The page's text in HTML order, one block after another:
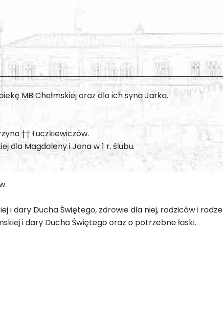
MB Chełmskiej oraz dla ich syna Jarka.
†† Łuczkiewiczów.
dla Magdaleny i Jana w 1 r. ślubu.
i dary Ducha Świętego, zdrowie dla niej, rodziców i
i dary Ducha Świętego oraz o potrzebne łaski.